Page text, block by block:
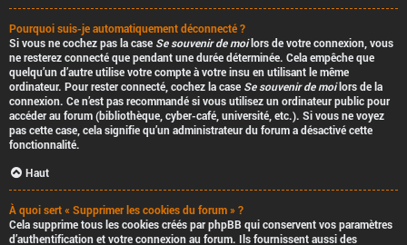
Pourquoi suis-je automatiquement déconnecté ?
Si vous ne cochez pas la case Se souvenir de moilors de votre connexion, vous
ne resterez connecté que pendant une durée déterminée. Cela empêche que
quelqu’un d’autre utilise votre compte à votre insu en utilisant le même
ordinateur. Pour rester connecté, cochez la case Se souvenir de moilors de la
connexion. Ce n’est pas recommandé si vous utilisez un ordinateur public pour
accéder au forum (bibliothèque, cyber-café, université, etc.). Si vous ne voyez
pas cette case, cela signifie qu’un administrateur du forum a désactivé cette
fonctionnalité.
Haut
À quoi sert « Supprimer les cookies du forum » ?
Cela supprime tous les cookies créés par phpBB qui conservent vos paramètres
d’authentification et votre connexion au forum. Ils fournissent aussi des